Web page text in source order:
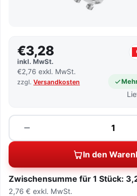
€3,28
inkl. MwSt.
€2,76 exkl. MwSt.
zzgl. Versandkosten
−
Menge
In den
Zwischensumme für 1 Stück:
2,76 € exkl. MwSt.